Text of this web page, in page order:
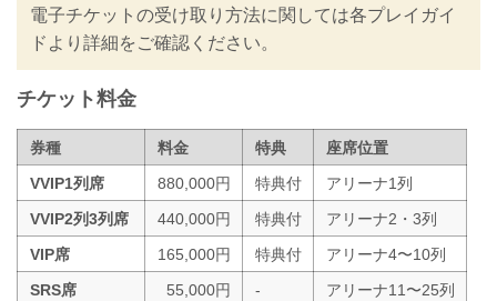
電子チケットの受け取り方法に関しては各プレイガイ
ドより詳細をご確認ください。
チケット料金
券種 料金 特典
座席位置
VVIP1列席
880,000円 特典付
アリーナ1列
VVIP2列3列席
440,000円 特典付
アリーナ2・3列
VIP席
165,000円 特典付
アリーナ4〜10列
SRS席
55,000円 - アリーナ11〜25列